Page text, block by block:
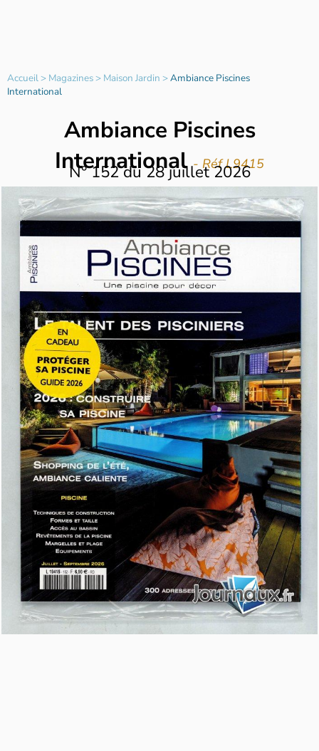
Accueil> Magazines> Maison Jardin >Ambiance Piscines
International
Ambiance Piscines
International- Réf L9415
N°152du28 juillet 2026